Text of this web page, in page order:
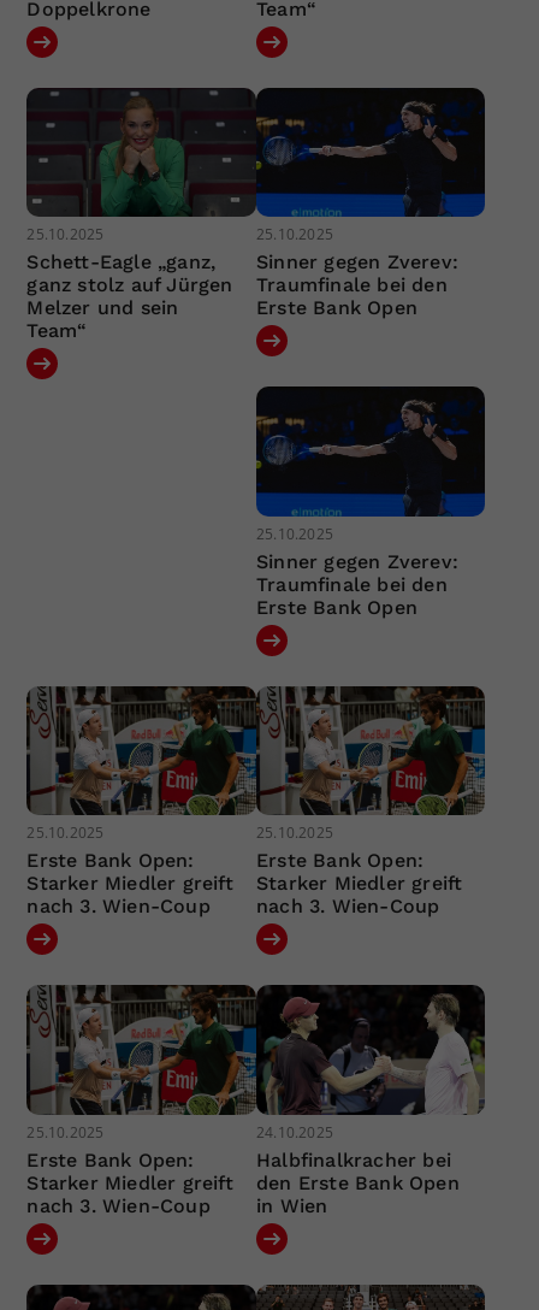
Doppelkrone Team“
25.10.2025
Schett-Eagle „ganz,
ganz stolz auf Jürgen
Melzer und sein
Team“
25.10.2025
Sinner gegen Zverev:
Traumfinale bei den
Erste Bank Open
25.10.2025
Sinner gegen Zverev:
Traumfinale bei den
Erste Bank Open
25.10.2025
Erste Bank Open:
Starker Miedler greift
nach 3. Wien-Coup
25.10.2025
Erste Bank Open:
Starker Miedler greift
nach 3. Wien-Coup
25.10.2025
Erste Bank Open:
Starker Miedler greift
nach 3. Wien-Coup
24.10.2025
Halbfinalkracher bei
den Erste Bank Open
in Wien